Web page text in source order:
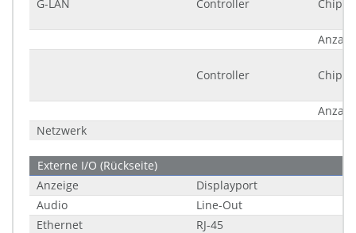
G-LAN Controller
Anzahl
Controller
Anzahl
Netzwerk
Externe I/O (Rückseite)
Anzeige
Displayport
Audio
Line-Out
Ethernet
RJ-45